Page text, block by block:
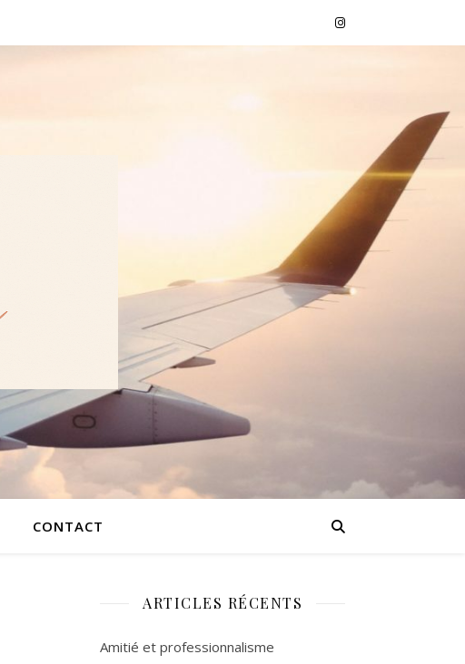
CONTACT
ARTICLES RÉCENTS
Amitié et professionnalisme